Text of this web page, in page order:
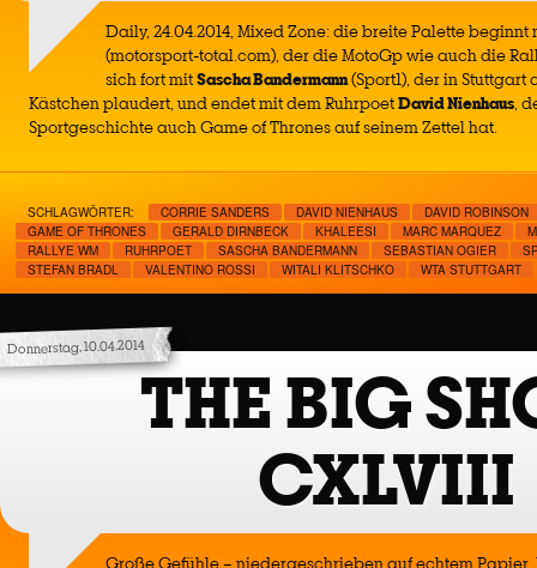
Daily, 24.04.2014, Mixed Zone: die breite Palette beginnt
(motorsport-total.com), der die MotoGp wie auch die
sich fort mitSascha Bandermann(Sport1), der in Stuttgart
Kästchen plaudert, und endet mit dem RuhrpoetDavid Nienhaus,
Sportgeschichte auch Game of Thrones auf seinem Zettel hat.
SCHLAGWÖRTER: CORRIE SANDERS DAVID NIENHAUS
DAVID ROBINSON
GAME OF THRONES
GERALD DIRNBECK KHALEESI MARC MARQUEZ
RALLYE WM
RUHRPOET SASCHA BANDERMANN SEBASTIAN OGIER
STEFAN BRADL
VALENTINO ROSSI WITALI KLITSCHKO WTA STUTTGART
Donnerstag, 10.04.2014
THE BIG
CXLVIII
Große Gefühle – niedergeschrieben auf echtem